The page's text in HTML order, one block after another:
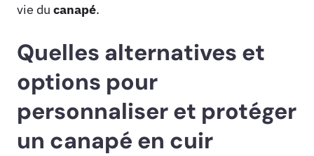
vie du canapé.
Quelles alternatives et
options pour
personnaliser et protéger
un canapé en cuir